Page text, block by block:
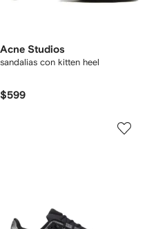
Acne Studios
sandalias con kitten heel
$599